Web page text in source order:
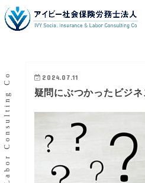
2024.07.11
疑問にぶつかったビジ